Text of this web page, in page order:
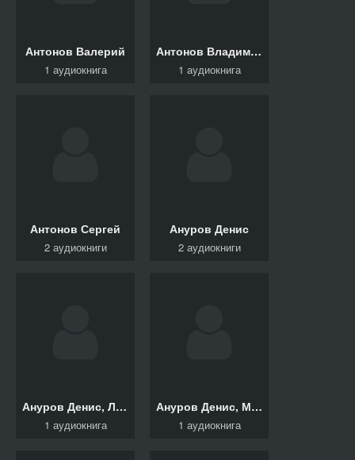
Антонов Валерий
1 аудиокнига
Антонов Владимир
1 аудиокнига
Антонов Сергей
2 аудиокниги
Ануров Денис
2 аудиокниги
Ануров Денис, Латышев Александр
1 аудиокнига
Ануров Денис, Маслова Юлия
1 аудиокнига